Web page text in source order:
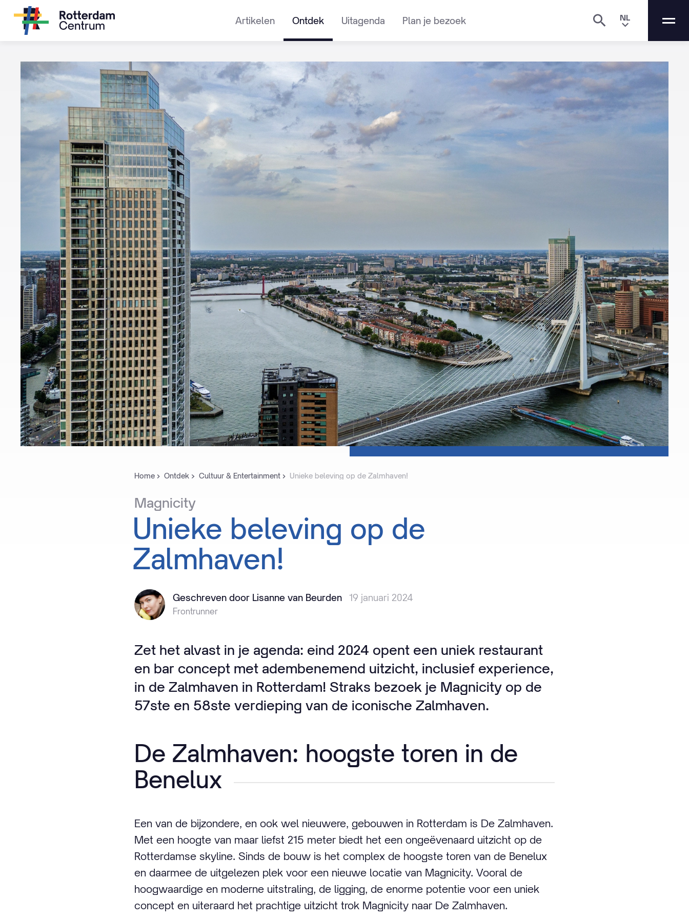
Artikelen Ontdek Uitagenda Plan je bezoek NL
Home Ontdek Cultuur & Entertainment Unieke beleving op de Zalmhaven!
Magnicity
Unieke beleving op de
Zalmhaven!
Geschreven door Lisanne van Beurden 19 januari 2024
Frontrunner
Zet het alvast in je agenda: eind 2024 opent een uniek restaurant
en bar concept met adembenemend uitzicht, inclusief experience,
in de Zalmhaven in Rotterdam! Straks bezoek je Magnicity op de
57ste en 58ste verdieping van de iconische Zalmhaven.
De Zalmhaven: hoogste toren in de
Benelux
Een van de bijzondere, en ook wel nieuwere, gebouwen in Rotterdam is De Zalmhaven.
Met een hoogte van maar liefst 215 meter biedt het een ongeëvenaard uitzicht op de
Rotterdamse skyline. Sinds de bouw is het complex de hoogste toren van de Benelux
en daarmee de uitgelezen plek voor een nieuwe locatie van Magnicity. Vooral de
hoogwaardige en moderne uitstraling, de ligging, de enorme potentie voor een uniek
concept en uiteraard het prachtige uitzicht trok Magnicity naar De Zalmhaven.